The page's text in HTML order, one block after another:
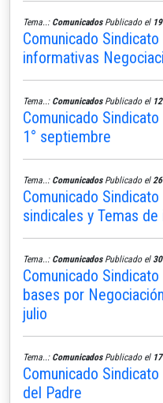
Tema..: ComunicadosPublicado el
Comunicado
informativas
Tema..: ComunicadosPublicado el
Comunicado
1° septiembre
Tema..: ComunicadosPublicado el
Comunicado
sindicales y Temas
Tema..: ComunicadosPublicado el
Comunicado
bases por
julio
Tema..: ComunicadosPublicado el
Comunicado
del Padre